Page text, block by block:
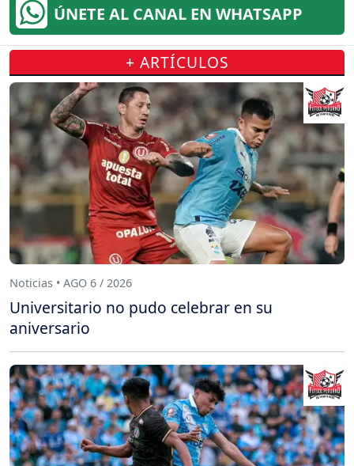
ÚNETE AL CANAL EN WHATSAPP
+ ARTÍCULOS
Noticias • AGO 6 / 2026
Universitario no pudo celebrar en su
aniversario